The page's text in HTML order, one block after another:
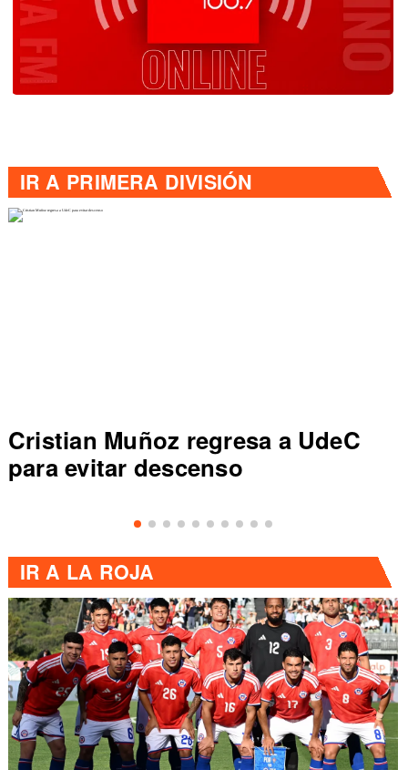
IR A PRIMERA DIVISIÓN
Cristian Muñoz regresa a UdeC
para evitar descenso
IR A LA ROJA